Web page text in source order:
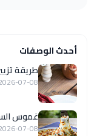
أحدث الوصفات
طريقة
07-08
غموس
07-08